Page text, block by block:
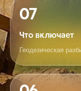
07
Что включает
Геодезическая